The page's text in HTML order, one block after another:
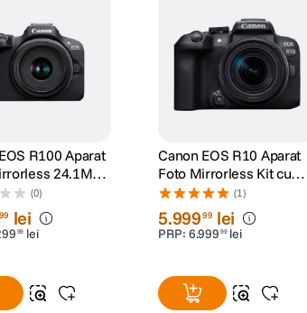
R100 Aparat
24.1MP
RF-S 18-
STM
(0)
99 lei
99 lei
Canon EOS R10 Aparat
Foto Mirrorless Kit cu
Obiectiv RF-S 18-150mm
IS STM
(1)
5.99999 lei
PRP: 6.999 99 lei